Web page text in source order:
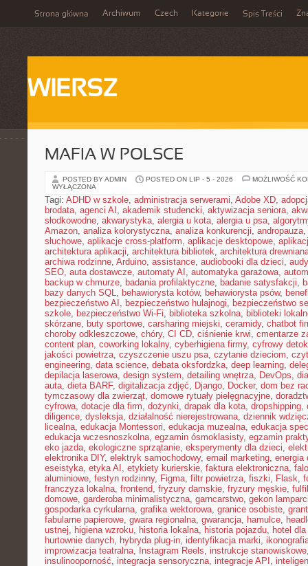
Strona główna Archiwum Czech Kategorie Spis Treści
WIERSZ
MAFIA W POLSCE
POSTED BY ADMIN POSTED ON LIP - 5 - 2026
MOŻLIWOŚĆ
WYŁĄCZONA
Tagi: ADHD w szkole, administracja serwerami, Adobe XD,
brodata, agenci AI , akademik studencki, aktywizacja seniora,
słodkowodne, akwarystyka, alergia u kota, alergia u psa,
Amazon, analiza kolorystyczna, analiza konkurencji, andropauza,
słuchowe, aplikacje cross-platform, aplikacje desktopowe,
architektura aplikacji, architektura bibliotek, architektura
archiwa rodzinne, Arduino, assistance, audiobooki dla dzieci,
SEO, auta dostawcze, automaty AI , automatyka garażowa,
backup w chmurze, badania profilaktyczne, badanie satysfakcji,
bazy danych SQL, behawiorysta kotów, behawiorysta psów,
bezpieczeństwo AI , bezpieczeństwo hulajnogi, bezpieczeństwo
szkole, bezpieczeństwo Wi-Fi, biblioteka szkolna, biblioteki
skórzane, buty sportowe, carsharing miejski, ceramidy, chatbot
choroby odkleszczowe, chóry, CI CD, ciśnienie krwi, cmentarze
content plan, coworking lokalny, cyberhigiena firmy, cyfrowy
jakości powietrza, czyszczenie uszu psa, czytanie dzieciom,
engineering, data science, debata oksfordzka, deep learning,
depilacja laserowa, design system, detailing wnętrza, DevOps,
auta, dieta BARF, digitalizacja zdjęć, Django, Docker, dom bez
tymczasowy dla zwierząt, domowe rytuały pielęgnacyjne,
cyfrowa, dotacje dla firm, dożynki, drapak dla kota, dropshipping,
diligence, dysleksja, działalność nierejestrowana, dziennik
licealna, edukacja Montessori, edukacja muzealna, edukacja
edukacja wczesnoszkolna, egzamin ósmoklasisty, egzamin
eko jazda, ekologiczne sprzątanie, eksperymenty dla dzieci,
elektronika DIY, elektryk samochodowy, email marketing, energia
eseistyka, etyka AI , etykiety kurierskie, faktura elektroniczna,
aluminiowe, festyn rodzinny, Figma, filtr powietrza, fiszki, Flask,
franczyza lokalna, frontend, fryzury damskie, fryzury męskie,
domowe, garderoba minimalistyczna, garncarstwo, gekon
gospodarka cyrkularna, grafika wektorowa, granice osobiste,
fabularne papierowe, gwara regionalna, gwarancja, hamulce,
ustnej, higiena wzroku, historia lokalna, historia pojazdu, hotel
hurtownie danych, hybryda plug-in, identyfikacja marki,
improwizacja teatralna, Instagram Reels, instrukcje stanowiskowe
insulinooporność, integracja sensoryczna, integracje API ,